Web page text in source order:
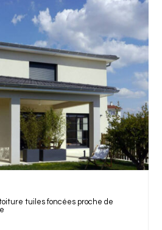
tuiles foncées proche de